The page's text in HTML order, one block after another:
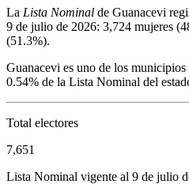
La Lista Nominal de Guanacevi
9 de julio de 2026: 3,724 mujeres (
(51.3%).
Guanacevi es uno de los municipios
0.54% de la Lista Nominal del
Total electores
7,651
Lista Nominal vigente al 9 de julio